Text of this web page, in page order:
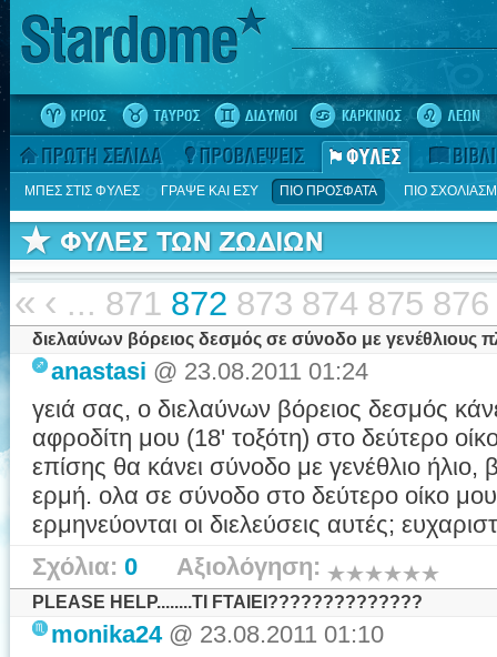
ΜΠΕΣ ΣΤΙΣ ΦΥΛΕΣ ΓΡΑΨΕ ΚΑΙ ΕΣΥ ΠΙΟ ΠΡΟΣΦΑΤΑ ΠΙΟ
« ‹ ... 871 872 873 874 875 876
διελαύνων βόρειος δεσμός σε σύνοδο με γενέθλιους
anastasi @ 23.08.2011 01:24
γειά σας, ο διελαύνων βόρειος δεσμός
αφροδίτη μου (18' τοξότη) στο δεύτερο
επίσης θα κάνει σύνοδο με γενέθλιο
ερμή. ολα σε σύνοδο στο δεύτερο οίκο
ερμηνεύονται οι διελεύσεις αυτές;
Σχόλια: 0 Αξιολόγηση:
PLEASE HELP........TI FTAIEI??????????????
monika24@ 23.08.2011 01:10